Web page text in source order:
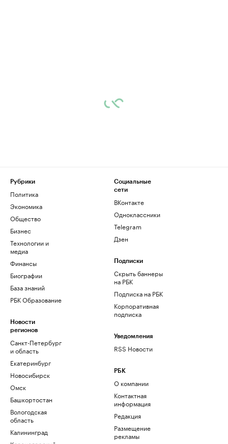
Рубрики
Политика
Экономика
Общество
Бизнес
Технологии и
медиа
Финансы
Биографии
База знаний
РБК Образование
Новости
регионов
Санкт-Петербург
и область
Екатеринбург
Новосибирск
Омск
Башкортостан
Вологодская
область
Калининград
Социальные
сети
ВКонтакте
Одноклассники
Telegram
Дзен
Подписки
Скрыть баннеры
на РБК
Подписка на РБК
Корпоративная
подписка
Уведомления
RSS Новости
РБК
О компании
Контактная
информация
Редакция
Размещение
рекламы